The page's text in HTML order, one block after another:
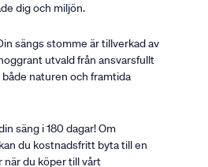
dig och miljön.
sängs stomme är tillverkad av
utvald från ansvarsfullt
naturen och framtida
säng i 180 dagar! Om
du kostnadsfritt byta till en
när du köper till vårt